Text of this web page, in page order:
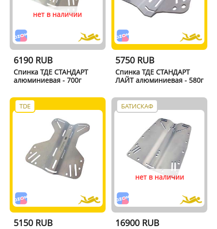
нет в наличии
6190 RUB
Спинка ТДЕ СТАНДАРТ
алюминиевая - 700г
5750 RUB
Спинка ТДЕ СТАНДАРТ
ЛАЙТ алюминиевая - 580г
TDE
5150 RUB
БАТИСКАФ
нет в наличии
16900 RUB